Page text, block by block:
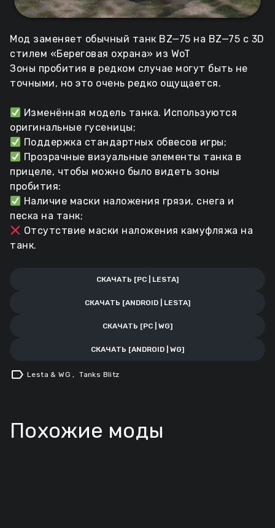
Мод заменяет обычный танк BZ—75 на BZ—75 с 3D
стилем «Береговая охрана» из WoT
Зоны пробития в редком случае могут быть не
точными, но это очень редко ощущается.
Изменённая модель танка. Используются
оригинальные гусеницы;
Поддержка стандартных обвесов игры;
Прозрачные визуальные элементы танка в
прицеле, чтобы можно было видеть зоны
пробития:
Наличие маски наложения грязи, снега и
песка на танк;
Отсутствие маски наложения камуфляжа на
танк.
СКАЧАТЬ [PC | LESTA]
СКАЧАТЬ [ANDROID | LESTA]
СКАЧАТЬ [PC | WG]
СКАЧАТЬ [ANDROID | WG]
label Lesta & WG, Tanks Blitz
Похожие моды